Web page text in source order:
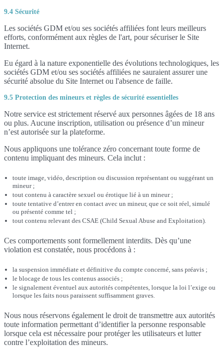
9.4 Sécurité
Les sociétés GDM et/ou ses sociétés affiliées font leurs meilleurs
efforts, conformément aux règles de l'art, pour sécuriser le Site
Internet.
Eu égard à la nature exponentielle des évolutions technologiques, les
sociétés GDM et/ou ses sociétés affiliées ne sauraient assurer une
sécurité absolue du Site Internet ou l'absence de faille.
9.5 Protection des mineurs et règles de sécurité essentielles
Notre service est strictement réservé aux personnes âgées de 18 ans
ou plus. Aucune inscription, utilisation ou présence d’un mineur
n’est autorisée sur la plateforme.
Nous appliquons une tolérance zéro concernant toute forme de
contenu impliquant des mineurs. Cela inclut :
toute image, vidéo, description ou discussion représentant ou suggérant un
mineur ;
tout contenu à caractère sexuel ou érotique lié à un mineur ;
toute tentative d’entrer en contact avec un mineur, que ce soit réel, simulé
ou présenté comme tel ;
tout contenu relevant des CSAE (Child Sexual Abuse and Exploitation).
Ces comportements sont formellement interdits. Dès qu’une
violation est constatée, nous procédons à :
la suspension immédiate et définitive du compte concerné, sans préavis ;
le blocage de tous les contenus associés ;
le signalement éventuel aux autorités compétentes, lorsque la loi l’exige ou
lorsque les faits nous paraissent suffisamment graves.
Nous nous réservons également le droit de transmettre aux autorités
toute information permettant d’identifier la personne responsable
lorsque cela est nécessaire pour protéger les utilisateurs et lutter
contre l’exploitation des mineurs.